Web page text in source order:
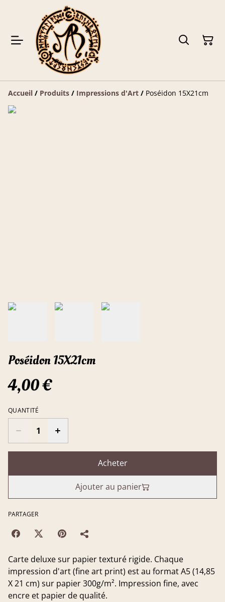
Accueil / Produits / Impressions d'Art / Poséidon 15X21cm
Poséidon 15X21cm
4,00 €
QUANTITÉ
Acheter
Ajouter au panier
PARTAGER
Carte deluxe sur papier texturé rigide. Chaque
impression d'art (fine art print) est au format A5 (14,85
X 21 cm) sur papier 300g/m². Impression fine, avec
encre et papier de qualité.